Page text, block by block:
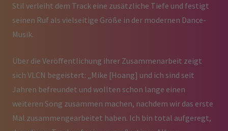
Stil verleiht dem Track eine zusätzliche Tiefe und festigt
seinen Ruf als vielseitige Größe in der modernen Dance-
Musik.
Über die Veröffentlichung ihrer Zusammenarbeit zeigt
sich VLCN begeistert: „Mike [Hoang] und ich sind seit
Jahren befreundet und wollten schon lange einen
weiteren Song zusammen machen, nachdem wir das erste
Mal zusammengearbeitet haben. Ich bin total aufgeregt,